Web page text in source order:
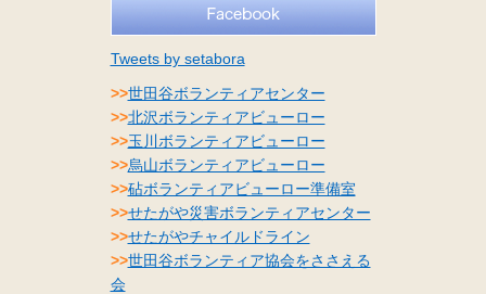
Tweets by setabora
>>世田谷ボランティアセンター
>>北沢ボランティアビューロー
>>玉川ボランティアビューロー
>>烏山ボランティアビューロー
>>砧ボランティアビューロー準備室
>>せたがや災害ボランティアセンター
>>せたがやチャイルドライン
>>世田谷ボランティア協会をささえる
会